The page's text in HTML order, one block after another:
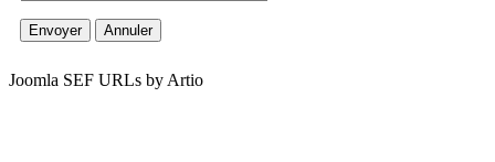
Envoyer Annuler
Joomla SEF URLs by Artio